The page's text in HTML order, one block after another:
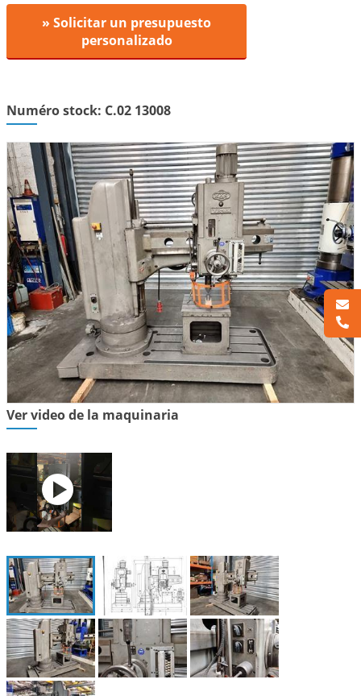
» Solicitar un presupuesto
personalizado
Numéro stock: C.02 13008
Ver video de la maquinaria